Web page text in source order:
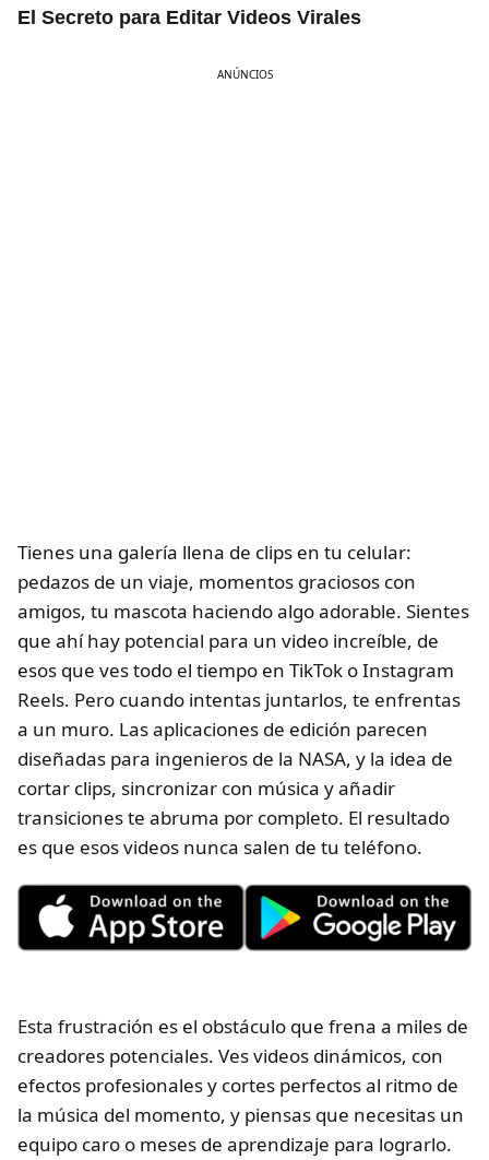
El Secreto para Editar Videos Virales
ANÚNCIOS
Tienes una galería llena de clips en tu celular:
pedazos de un viaje, momentos graciosos con
amigos, tu mascota haciendo algo adorable. Sientes
que ahí hay potencial para un video increíble, de
esos que ves todo el tiempo en TikTok o Instagram
Reels. Pero cuando intentas juntarlos, te enfrentas
a un muro. Las aplicaciones de edición parecen
diseñadas para ingenieros de la NASA, y la idea de
cortar clips, sincronizar con música y añadir
transiciones te abruma por completo. El resultado
es que esos videos nunca salen de tu teléfono.
Esta frustración es el obstáculo que frena a miles de
creadores potenciales. Ves videos dinámicos, con
efectos profesionales y cortes perfectos al ritmo de
la música del momento, y piensas que necesitas un
equipo caro o meses de aprendizaje para lograrlo.